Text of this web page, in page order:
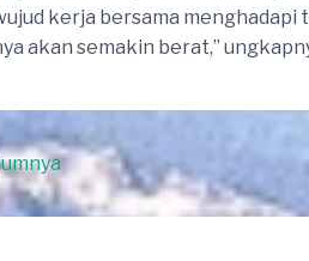
kerja bersama
akan semakin berat,”